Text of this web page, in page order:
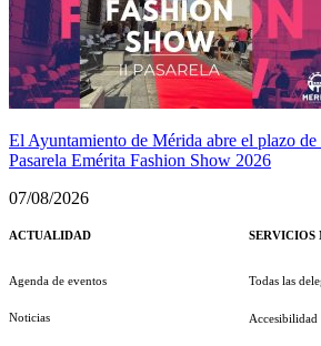
El Ayuntamiento de Mérida abre el plazo
Pasarela Emérita Fashion Show 2026
07/08/2026
ACTUALIDAD
Agenda de eventos
Noticias
SERVICIOS
Todas las